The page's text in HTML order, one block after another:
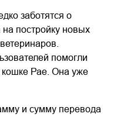
заботятся о
постройку новых
помогли
Рае. Она уже
и сумму перевода